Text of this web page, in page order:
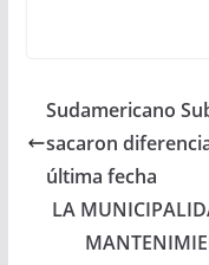
Sudamericano
sacaron
última fecha
LA